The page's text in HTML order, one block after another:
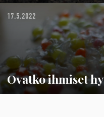
17.5.2022
Ovatko ihmiset